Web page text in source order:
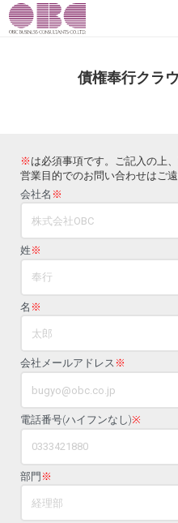
債権奉行クラ
※ は必須事項です。ご記入の上、
営業目的でのお問い合わせはご遠
会社名 ※
姓 ※
名 ※
会社メールアドレス ※
電話番号(ハイフンなし)※
部門 ※